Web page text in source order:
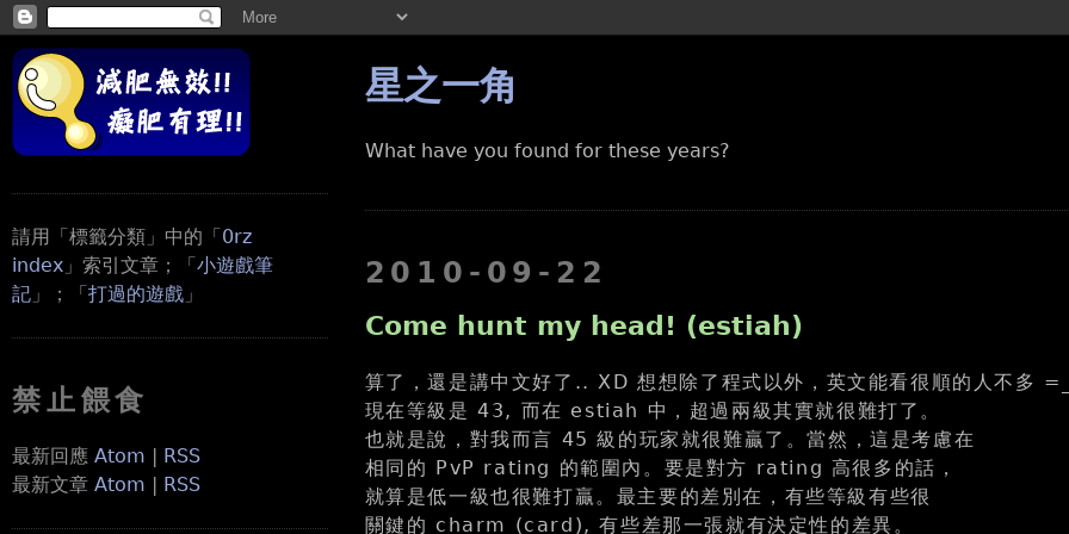
請用「標籤分類」中的「0rz
index 」索引文章；「小遊戲筆
記 」；「打過的遊戲 」
禁止餵食
最新回應 Atom | RSS
最新文章 Atom | RSS
星之一角
What have you found for these years?
2010-09-22
Come hunt my head! (estiah)
算了，還是講中文好了.. XD 想想除了程式以外，英文能看很順的人不多
現在等級是 43, 而在 estiah 中，超過兩級其實就很難打了。
也就是說，對我而言 45 級的玩家就很難贏了。當然，這是考慮在
相同的 PvP rating 的範圍內。要是對方 rating 高很多的話，
就算是低一級也很難打贏。最主要的差別在，有些等級有些很
關鍵的 charm (card), 有些差那一張就有決定性的差異。